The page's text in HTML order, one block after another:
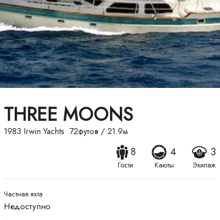
THREE MOONS
1983 Irwin Yachts 72футов / 21.9м
8
Гости
4
Каюты
3
Экипаж
Частная яхта
Недоступно